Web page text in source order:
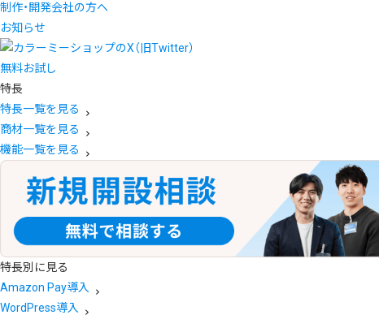
制作・開発会社の方へ
お知らせ
無料お試し
特長
特長一覧を見る
商材一覧を見る
機能一覧を見る
特長別に見る
Amazon Pay導入
WordPress導入